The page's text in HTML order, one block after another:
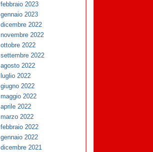
febbraio 2023
gennaio 2023
dicembre 2022
novembre 2022
ottobre 2022
settembre 2022
agosto 2022
luglio 2022
giugno 2022
maggio 2022
aprile 2022
marzo 2022
febbraio 2022
gennaio 2022
dicembre 2021